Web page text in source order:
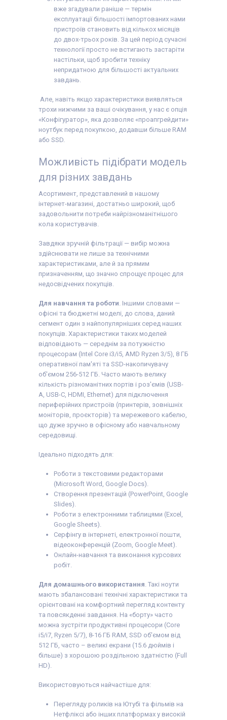
вже згадували раніше — термін
експлуатації більшості імпортованих нами
пристроїв становить від кількох місяців
до двох-трьох років. За цей період сучасні
технології просто не встигають застаріти
настільки, щоб зробити техніку
непридатною для більшості актуальних
завдань.
Але, навіть якщо характеристики виявляться
трохи нижчими за ваші очікування, у нас є опція
«Конфігуратор», яка дозволяє «проапгрейдити»
ноутбук перед покупкою, додавши більше RAM
або SSD.
Можливість підібрати модель
для різних завдань
Асортимент, представлений в нашому
інтернет-магазині, достатньо широкий, щоб
задовольнити потреби найрізноманітнішого
кола користувачів.
Завдяки зручній фільтрації — вибір можна
здійснювати не лише за технічними
характеристиками, але й за прямим
призначенням, що значно спрощує процес для
недосвідчених покупців.
Для навчання та роботи. Іншими словами —
офісні та бюджетні моделі, до слова, даний
сегмент один з найпопулярніших серед наших
покупців. Характеристики таких моделей
відповідають — середнім за потужністю
процесорам (Intel Core i3/i5, AMD Ryzen 3/5), 8 ГБ
оперативної пам'яті та SSD-накопичувачу
об'ємом 256-512 ГБ. Часто мають велику
кількість різноманітних портів і роз'ємів (USB-
A, USB-C, HDMI, Ethernet) для підключення
периферійних пристроїв (принтерів, зовнішніх
моніторів, проєкторів) та мережевого кабелю,
що дуже зручно в офісному або навчальному
середовищі.
Ідеально підходять для:
Роботи з текстовими редакторами
(Microsoft Word, Google Docs).
Створення презентацій (PowerPoint, Google
Slides).
Роботи з електронними таблицями (Excel,
Google Sheets).
Серфінгу в інтернеті, електронної пошти,
відеоконференцій (Zoom, Google Meet).
Онлайн-навчання та виконання курсових
робіт.
Для домашнього використання. Такі ноути
мають збалансовані технічні характеристики та
орієнтовані на комфортний перегляд контенту
та повсякденні завдання. На «борту» часто
можна зустріти продуктивні процесори (Core
i5/i7, Ryzen 5/7), 8-16 ГБ RAM, SSD об'ємом від
512 ГБ, часто – великі екрани (15.6 дюймів і
більше) з хорошою роздільною здатністю (Full
HD).
Використовуються найчастіше для:
Перегляду роликів на Ютубі та фільмів на
Нетфліксі або інших платформах у високій